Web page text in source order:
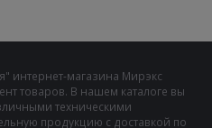
интернет-магазина Мирэкс
товаров. В нашем каталоге вы
техническими
продукцию с доставкой по